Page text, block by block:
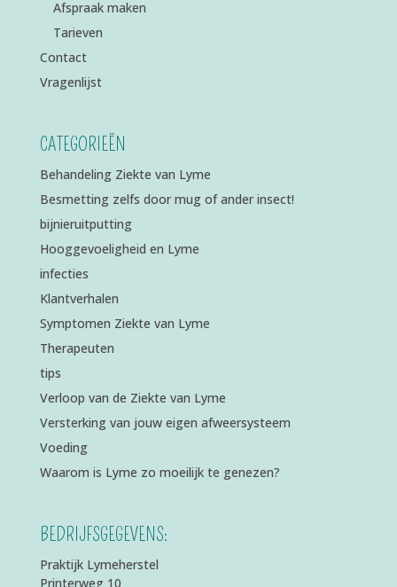
Afspraak maken
Tarieven
Contact
Vragenlijst
CATEGORIEËN
Behandeling Ziekte van Lyme
Besmetting zelfs door mug of ander insect!
bijnieruitputting
Hooggevoeligheid en Lyme
infecties
Klantverhalen
Symptomen Ziekte van Lyme
Therapeuten
tips
Verloop van de Ziekte van Lyme
Versterking van jouw eigen afweersysteem
Voeding
Waarom is Lyme zo moeilijk te genezen?
BEDRIJFSGEGEVENS:
Praktijk Lymeherstel
Printerweg 10